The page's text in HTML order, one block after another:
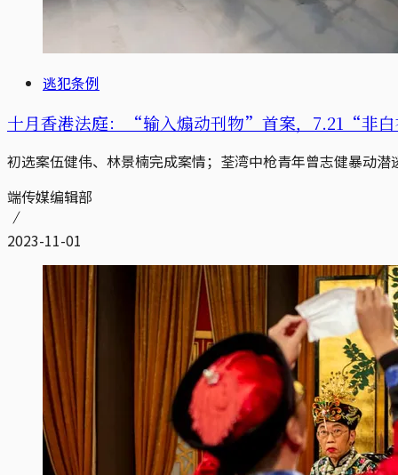
逃犯条例
十月香港法庭：“输入煽动刊物”首案，7.21“非
初选案伍健伟、林景楠完成案情；荃湾中枪青年曾志健暴动
端传媒编辑部
2023-11-01